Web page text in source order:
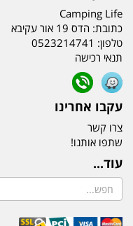
Camping Life
כתובת: הדס 19 אור עקיבא
טלפון: 0523214741
תנאי רכישה
עקבו אחרינו
צרו קשר
שתפו אותנו!
עוד...